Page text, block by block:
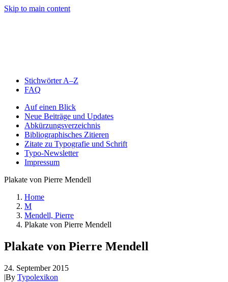
Skip to main content
Stichwörter A–Z
FAQ
Auf einen Blick
Neue Beiträge und Updates
Abkürzungsverzeichnis
Bibliographisches Zitieren
Zitate zu Typografie und Schrift
Typo-Newsletter
Impressum
Plakate von Pierre Mendell
Home
M
Mendell, Pierre
Plakate von Pierre Mendell
Plakate von Pierre Mendell
24. September 2015
|By Typolexikon